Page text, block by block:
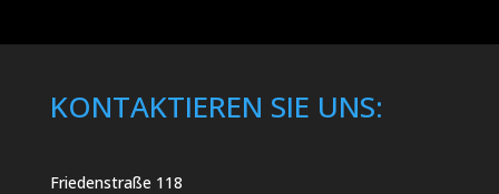
KONTAKTIEREN SIE UNS:
Friedenstraße 118